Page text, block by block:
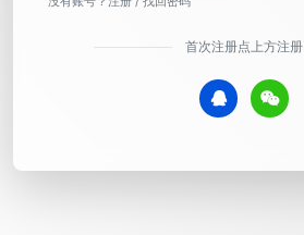
首次注册点上方注册